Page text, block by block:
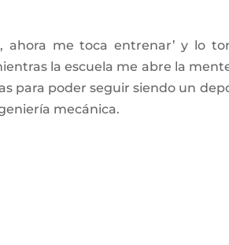
ahora me toca entrenar’ y lo
la escuela me abre la
poder seguir siendo un
mecánica.